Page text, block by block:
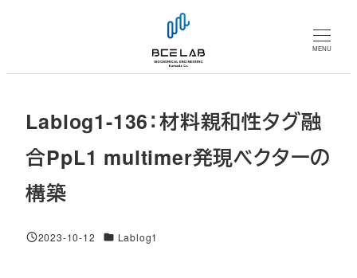
MENU
Lablog1-136：材料親和性タグ融
合PpL1 multimer発現ベクターの
構築
投稿日
2023-10-12 対象DBLablog1